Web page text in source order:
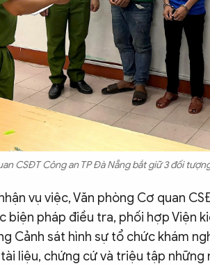
CSĐT Công an TP Đà Nẵng bắt giữ 3 đối
vụ việc, Văn phòng Cơ quan
biện pháp điều tra, phối hợp Viện
Cảnh sát hình sự tổ chức khám
liệu, chứng cứ và triệu tập những